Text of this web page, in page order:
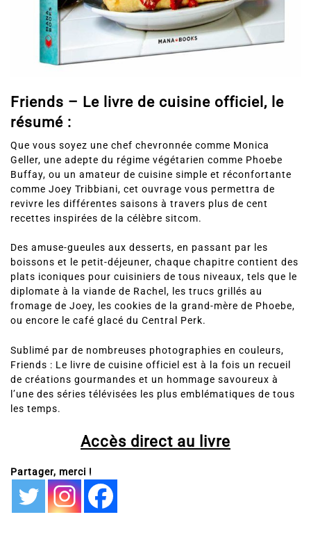
Friends – Le livre de cuisine officiel, le
résumé :
Que vous soyez une chef chevronnée comme Monica
Geller, une adepte du régime végétarien comme Phoebe
Buffay, ou un amateur de cuisine simple et réconfortante
comme Joey Tribbiani, cet ouvrage vous permettra de
revivre les différentes saisons à travers plus de cent
recettes inspirées de la célèbre sitcom.
Des amuse-gueules aux desserts, en passant par les
boissons et le petit-déjeuner, chaque chapitre contient des
plats iconiques pour cuisiniers de tous niveaux, tels que le
diplomate à la viande de Rachel, les trucs grillés au
fromage de Joey, les cookies de la grand-mère de Phoebe,
ou encore le café glacé du Central Perk.
Sublimé par de nombreuses photographies en couleurs,
Friends : Le livre de cuisine officiel est à la fois un recueil
de créations gourmandes et un hommage savoureux à
l’une des séries télévisées les plus emblématiques de tous
les temps.
Accès direct au livre
Partager, merci !